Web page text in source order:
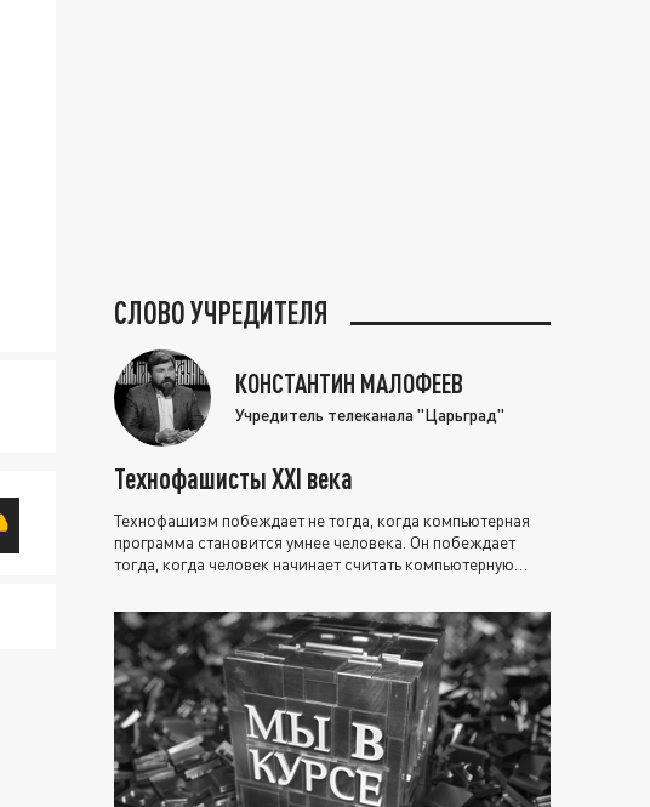
СЛОВО УЧРЕДИТЕЛЯ
КОНСТАНТИН МАЛОФЕЕВ
Учредитель телеканала "Царьград"
Технофашисты XXI века
Технофашизм побеждает не тогда, когда компьютерная
программа становится умнее человека. Он побеждает
тогда, когда человек начинает считать компьютерную